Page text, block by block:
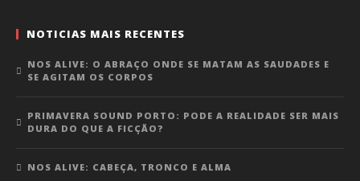
NOTICIAS MAIS RECENTES
NOS ALIVE: O ABRAÇO ONDE SE MATAM AS SAUDADES E
SE AGITAM OS CORPOS
PRIMAVERA SOUND PORTO: PODE A REALIDADE SER MAIS
DURA DO QUE A FICÇÃO?
NOS ALIVE: CABEÇA, TRONCO E ALMA